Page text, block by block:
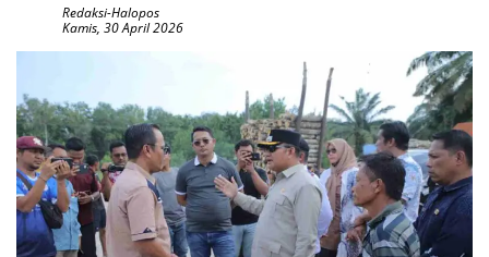
Redaksi-Halopos
Kamis, 30 April 2026